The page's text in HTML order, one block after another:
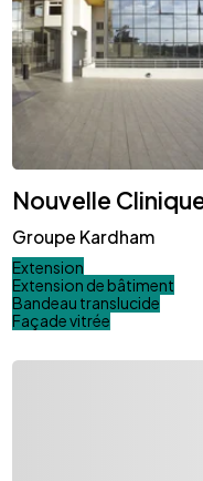
Nouvelle
Groupe Kardham
Extension
Extension de bâtiment
Bandeau translucide
Façade vitrée